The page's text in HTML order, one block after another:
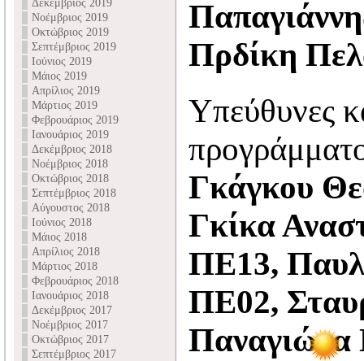
Δεκέμβριος 2019
Νοέμβριος 2019
Οκτώβριος 2019
Σεπτέμβριος 2019
Ιούνιος 2019
Μάιος 2019
Απρίλιος 2019
Μάρτιος 2019
Φεβρουάριος 2019
Ιανουάριος 2019
Δεκέμβριος 2018
Νοέμβριος 2018
Οκτώβριος 2018
Σεπτέμβριος 2018
Αύγουστος 2018
Ιούνιος 2018
Μάιος 2018
Απρίλιος 2018
Μάρτιος 2018
Φεβρουάριος 2018
Ιανουάριος 2018
Δεκέμβριος 2017
Νοέμβριος 2017
Οκτώβριος 2017
Σεπτέμβριος 2017
Πρδίκη
Υπεύθυνες
Γκάγκου
Γκίκα
ΠΕ13,
ΠΕ02,
Παναγιώτα